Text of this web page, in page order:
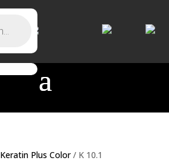
Keratin Plus Color/ K 10.1